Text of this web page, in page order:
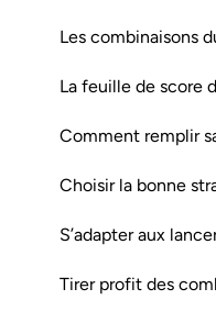
Les combinaisons
La feuille de score
Comment remplir
Choisir la bonne
S’adapter aux
Tirer profit des